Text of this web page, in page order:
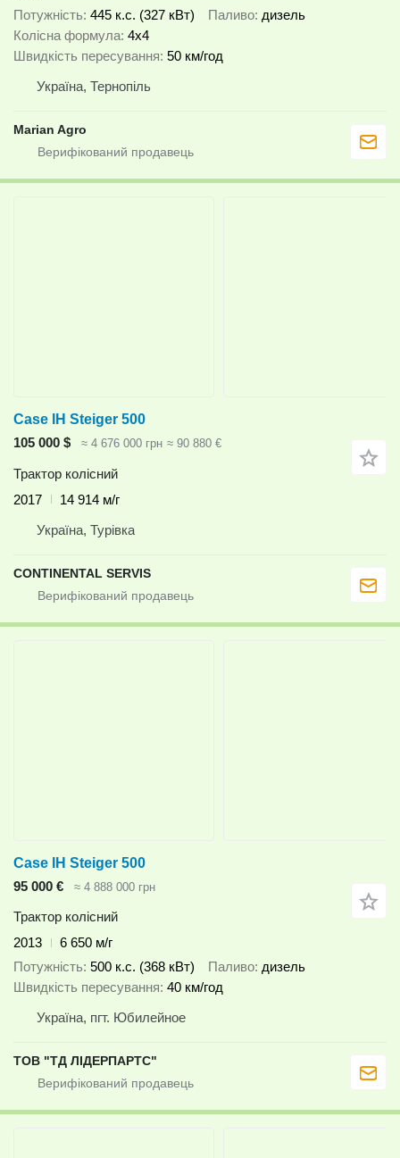
Потужність 445 к.с. (327 кВт) Паливо дизель
Колісна формула 4x4
Швидкість пересування 50 км/год
Україна, Тернопіль
Marian Agro
Case IH Steiger 500
105 000 $
≈ 4 676 000 грн ≈ 90 880 €
Трактор колісний
2017
14 914 м/г
Україна, Турівка
CONTINENTAL SERVIS
Case IH Steiger 500
95 000 €
≈ 4 888 000 грн
Трактор колісний
2013
6 650 м/г
Потужність 500 к.с. (368 кВт) Паливо дизель
Швидкість пересування 40 км/год
Україна, пгт. Юбилейное
ТОВ "ТД ЛІДЕРПАРТС"